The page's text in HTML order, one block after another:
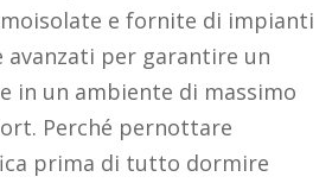
e fornite di impianti
avanzati per garantire un
in un ambiente di massimo
Perché pernottare
prima di tutto dormire